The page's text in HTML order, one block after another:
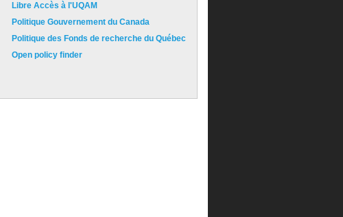
Libre Accès à l'UQAM
Politique Gouvernement du Canada
Politique des Fonds de recherche du Québec
Open policy finder